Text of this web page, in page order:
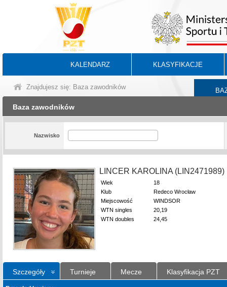
KALENDARZ KLASYFIKACJE
Znajdujesz się: Baza zawodników
Baza zawodników
Nazwisko
LINCER KAROLINA (LIN2471989)
Wiek
18
Klub
Redeco Wrocław
Miejscowość
WINDSOR
WTN singles
20,19
WTN doubles
24,45
Szczegóły Turnieje Mecze Klasyfikacja PZT